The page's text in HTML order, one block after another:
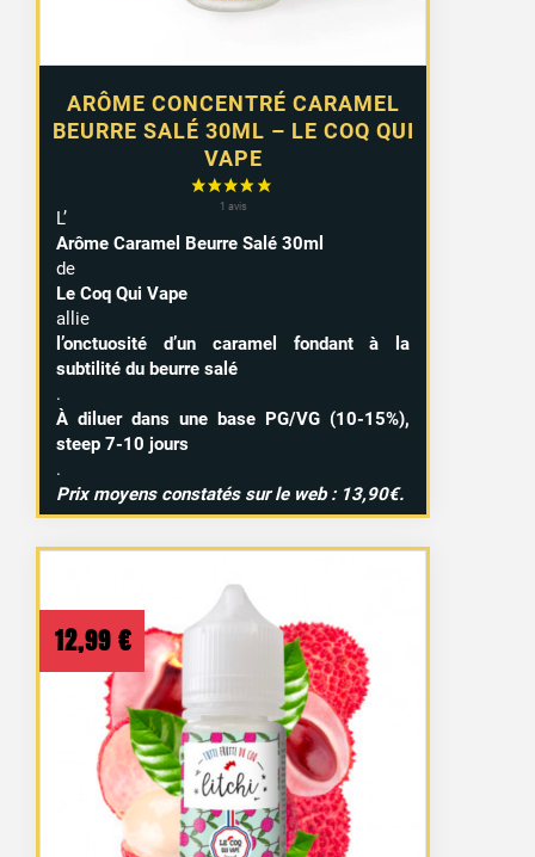
ARÔME CONCENTRÉ CARAMEL
BEURRE SALÉ 30ML – LE COQ QUI
VAPE
L’
Arôme Caramel Beurre Salé 30ml
de
Le Coq Qui Vape
allie
l’onctuosité d’un caramel fondant à la
subtilité du beurre salé
.
À diluer dans une base PG/VG (10-15%),
steep 7-10 jours
.
Prix moyens constatés sur le web : 13,90€.
12,99 €